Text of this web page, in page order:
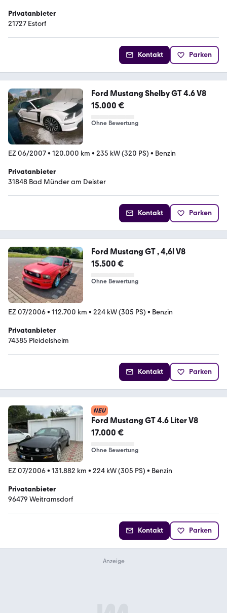
Privatanbieter
21727 Estorf
Kontakt Parken
Ford Mustang Shelby GT 4.6 V8
15.000 €
Ohne Bewertung
EZ 06/2007• 120.000 km • 235 kW (320 PS) • Benzin
Privatanbieter
31848 Bad Münder am Deister
Kontakt Parken
Ford Mustang GT , 4,6l V8
15.500 €
Ohne Bewertung
EZ 07/2006• 112.700 km • 224 kW (305 PS) • Benzin
Privatanbieter
74385 Pleidelsheim
Kontakt Parken
NEU
Ford Mustang GT 4.6 Liter V8
17.000 €
Ohne Bewertung
EZ 07/2006• 131.882 km • 224 kW (305 PS) • Benzin
Privatanbieter
96479 Weitramsdorf
Kontakt Parken